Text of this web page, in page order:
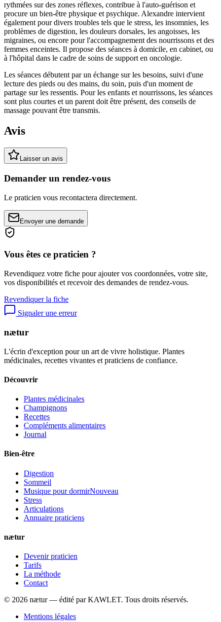
rythmées sur des zones réflexes, contribue à l'auto-guérison et
procure un bien-être physique et psychique. Alexandre intervient
également pour divers troubles tels que le stress, les insomnies, les
problèmes de digestion, les douleurs dorsales, les angoisses, les
migraines, ou encore pour l'accompagnement des nourrissons et des
femmes enceintes. Il propose des séances à domicile, en cabinet, ou
à l'hôpital dans le cadre de soins de support en oncologie.
Les séances débutent par un échange sur les besoins, suivi d'une
lecture des pieds ou des mains, du soin, puis d'un moment de
partage sur les ressentis. Pour les enfants et nourrissons, les séances
sont plus courtes et un parent doit être présent, des conseils de
massage pouvant être transmis.
Avis
Laisser un avis
Demander un rendez-vous
Le praticien vous recontactera directement.
Envoyer une demande
Vous êtes ce praticien ?
Revendiquez votre fiche pour ajouter vos coordonnées, votre site,
vos disponibilités et recevoir des demandes de rendez-vous.
Revendiquer la fiche
Signaler une erreur
nætur
L'écrin d'exception pour un art de vivre holistique. Plantes
médicinales, recettes vivantes et praticiens de confiance.
Découvrir
Plantes médicinales
Champignons
Recettes
Compléments alimentaires
Journal
Bien-être
Digestion
Sommeil
Musique pour dormirNouveau
Stress
Articulations
Annuaire praticiens
nætur
Devenir praticien
Tarifs
La méthode
Contact
© 2026 nætur — édité par KAWLET. Tous droits réservés.
Mentions légales